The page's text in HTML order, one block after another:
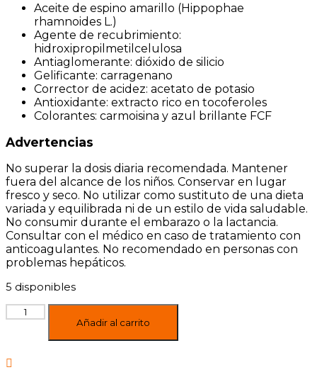
Aceite de espino amarillo (Hippophae
rhamnoides L.)
Agente de recubrimiento:
hidroxipropilmetilcelulosa
Antiaglomerante: dióxido de silicio
Gelificante: carragenano
Corrector de acidez: acetato de potasio
Antioxidante: extracto rico en tocoferoles
Colorantes: carmoisina y azul brillante FCF
Advertencias
No superar la dosis diaria recomendada. Mantener
fuera del alcance de los niños. Conservar en lugar
fresco y seco. No utilizar como sustituto de una dieta
variada y equilibrada ni de un estilo de vida saludable.
No consumir durante el embarazo o la lactancia.
Consultar con el médico en caso de tratamiento con
anticoagulantes. No recomendado en personas con
problemas hepáticos.
5 disponibles
Vitawoman
Menopausia
Hydrabalance
caps
Añadir al carrito